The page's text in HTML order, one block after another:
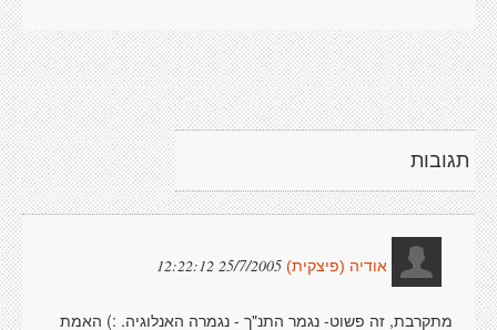
תגובות
אודיה (פיצקית) 25/7/2005 12:22:12
מתקרבת, זה פשוט- נגמר התנ"ך - נגמרה האנלוגיה. :) האמת